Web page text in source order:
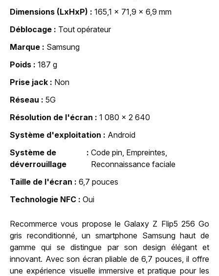
Dimensions (LxHxP)
165,1 x 71,9 x 6,9 mm
Déblocage
Tout opérateur
Marque
Samsung
Poids
187 g
Prise jack
Non
Réseau
5G
Résolution de l'écran
1 080 x 2 640
Système d'exploitation
Android
Système de
déverrouillage
Code pin, Empreintes,
Reconnaissance faciale
Taille de l'écran
6,7 pouces
Technologie NFC
Oui
Recommerce vous propose le Galaxy Z Flip5 256 Go
gris reconditionné, un smartphone Samsung haut de
gamme qui se distingue par son design élégant et
innovant. Avec son écran pliable de 6,7 pouces, il offre
une expérience visuelle immersive et pratique pour les